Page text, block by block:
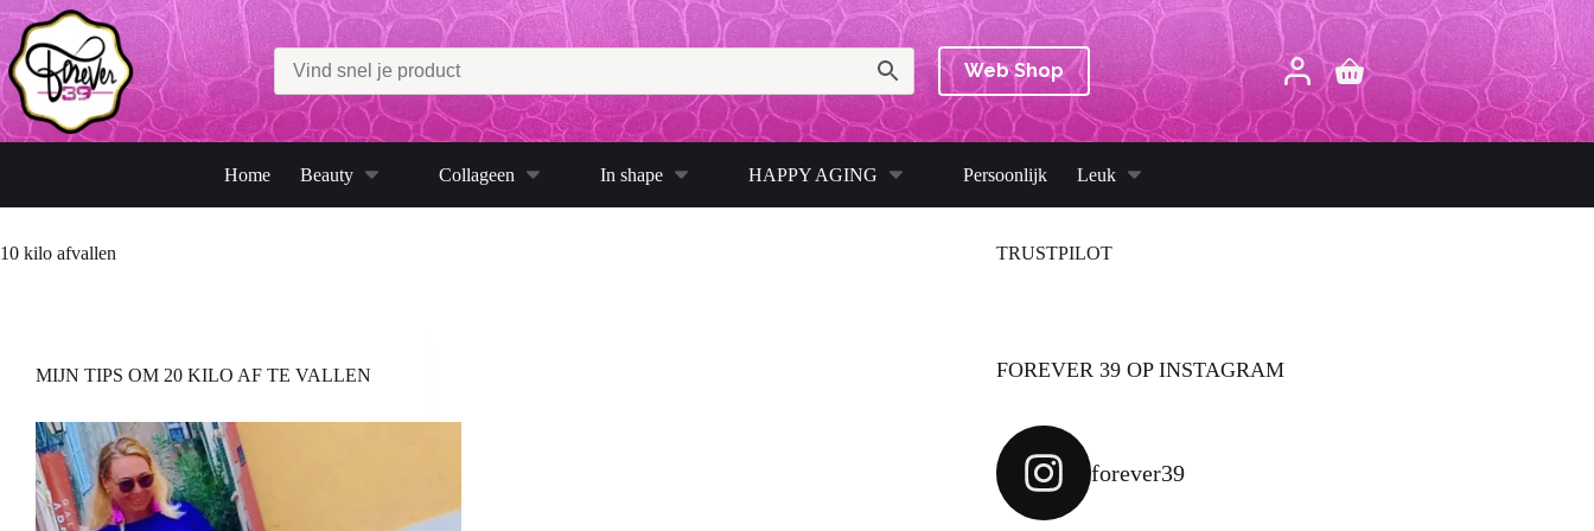
Ga
naar
de
inhoud
Web Shop Winkelwagen
Home Beauty Collageen In shape HAPPY AGING Persoonlijk Leuk
10 kilo afvallen
MIJN TIPS OM 20 KILO AF TE VALLEN
TRUSTPILOT
FOREVER 39 OP INSTAGRAM
forever39